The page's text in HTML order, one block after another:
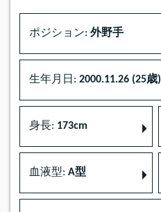
ポジション: 外野手
生年月日: 2000.11.26 (25歳)
身長: 173cm
血液型: A型